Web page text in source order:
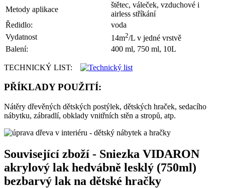
Metody aplikace
štětec, váleček, vzduchové i
airless stříkání
Ředidlo:
voda
Vydatnost
14m2/L v jedné vrstvě
Balení:
400 ml, 750 ml, 10L
TECHNICKÝ LIST:
PŘÍKLADY POUŽITÍ:
Nátěry dřevěných dětských postýlek, dětských hraček, sedacího
nábytku, zábradlí, obklady vnitřních stěn a stropů, atp.
Související zboží - Sniezka VIDARON
akrylový lak hedvábně lesklý (750ml)
bezbarvý lak na dětské hračky